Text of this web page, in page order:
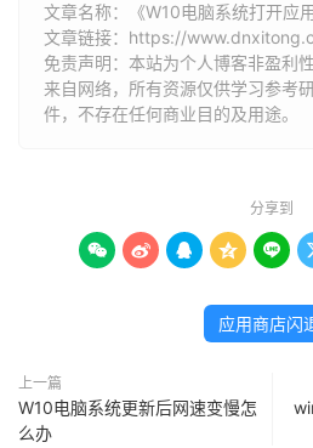
文章名称：《W10电脑系统打开应
文章链接： https://
免责声明：本站为个人博客非盈利
来自网络，所有资源仅供学习参考
件，不存在任何商业目的及用途。
分享到
    
应用商店闪
上一篇
W10电脑系统更新后网速变慢怎
么办